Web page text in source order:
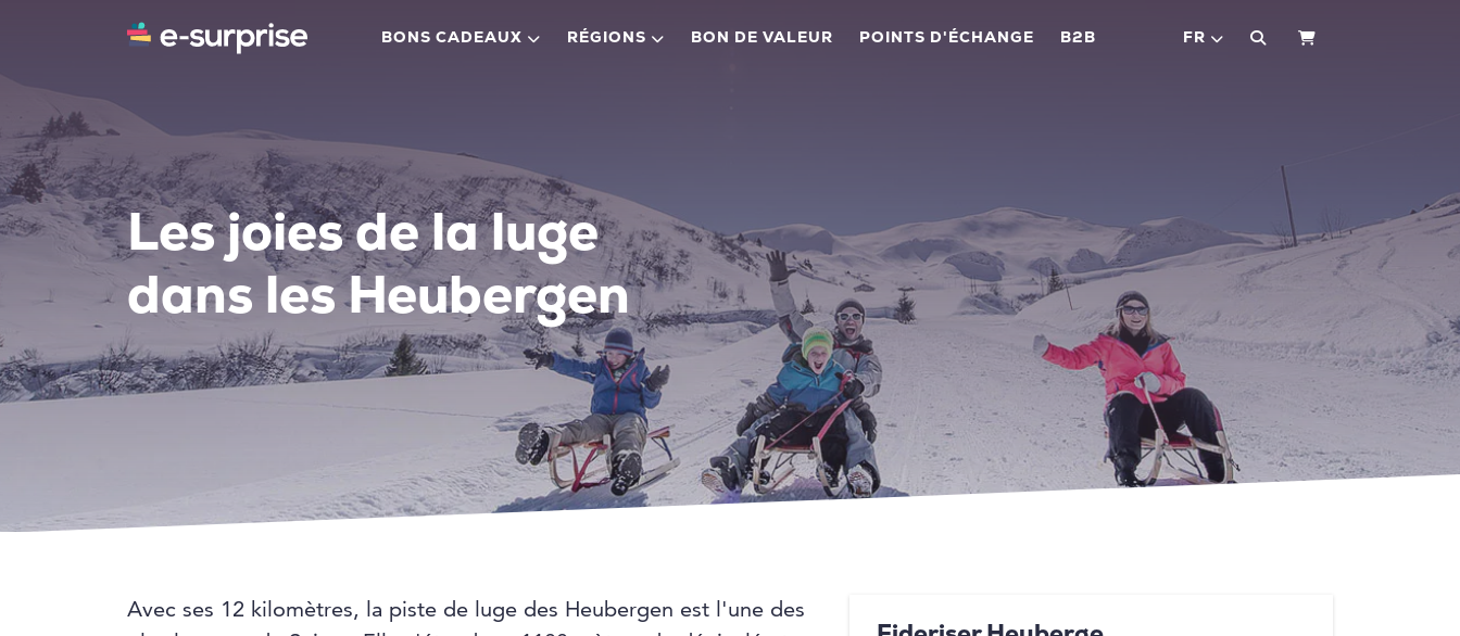
BONS CADEAUX RÉGIONS BON DE VALEUR POINTS D'ÉCHANGE B2B FR PANIER
Les joies de la luge
dans les Heubergen
Avec ses 12 kilomètres, la piste de luge des Heubergen est l'une des